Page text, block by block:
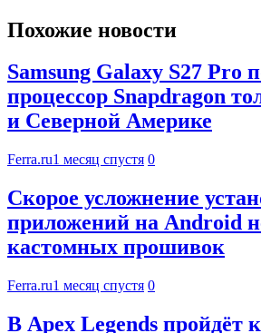
Похожие новости
Samsung Galaxy S27 Pro
процессор Snapdragon
и Северной Америке
Ferra.ru1 месяц спустя 0
Скорое усложнение
приложений на Android
кастомных прошивок
Ferra.ru1 месяц спустя 0
В Apex Legends пройдёт